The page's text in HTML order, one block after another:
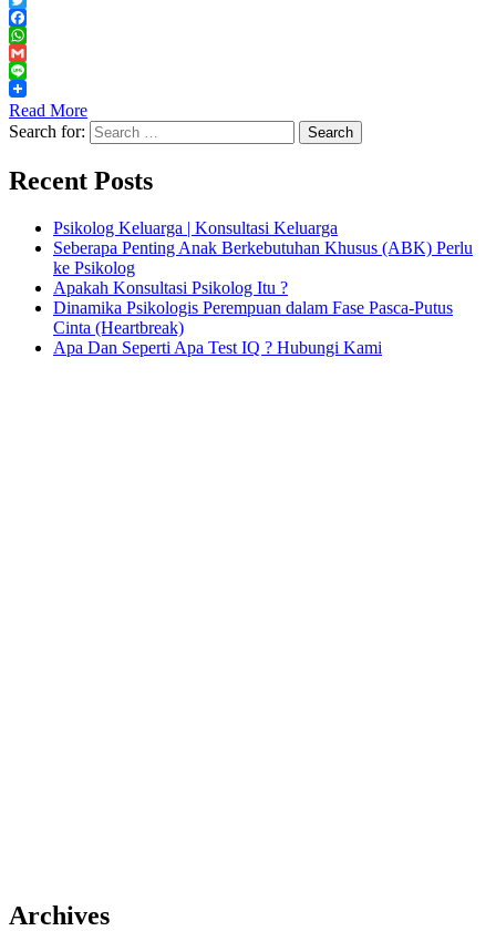
Twitter
Facebook
WhatsApp
Gmail
Line
Read More
Search for:
Recent Posts
Psikolog Keluarga | Konsultasi Keluarga
Seberapa Penting Anak Berkebutuhan Khusus (ABK) Perlu
ke Psikolog
Apakah Konsultasi Psikolog Itu ?
Dinamika Psikologis Perempuan dalam Fase Pasca-Putus
Cinta (Heartbreak)
Apa Dan Seperti Apa Test IQ ? Hubungi Kami
Archives